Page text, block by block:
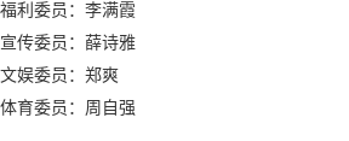
福利委员：李满霞
宣传委员：薛诗雅
文娱委员：郑爽
体育委员：周自强